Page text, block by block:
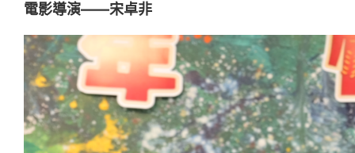
電影導演——宋卓非